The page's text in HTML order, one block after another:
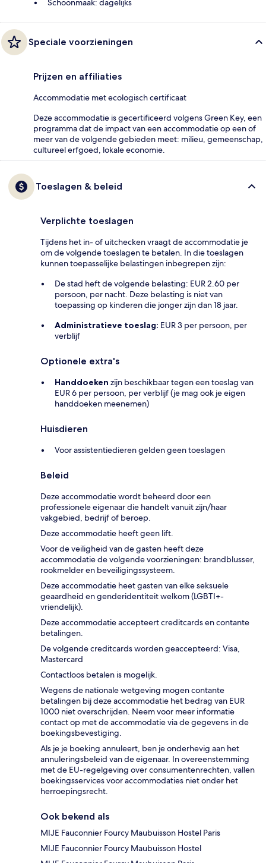
Schoonmaak: dagelijks
Speciale voorzieningen
Prijzen en affiliaties
Accommodatie met ecologisch certificaat
Deze accommodatie is gecertificeerd volgens Green Key, een
programma dat de impact van een accommodatie op een of
meer van de volgende gebieden meet: milieu, gemeenschap,
cultureel erfgoed, lokale economie.
Toeslagen & beleid
Verplichte toeslagen
Tijdens het in- of uitchecken vraagt de accommodatie je
om de volgende toeslagen te betalen. In die toeslagen
kunnen toepasselijke belastingen inbegrepen zijn:
De stad heft de volgende belasting: EUR 2.60 per
persoon, per nacht. Deze belasting is niet van
toepassing op kinderen die jonger zijn dan 18 jaar.
Administratieve toeslag: EUR 3 per persoon, per
verblijf
Optionele extra's
Handdoeken zijn beschikbaar tegen een toeslag van
EUR 6 per persoon, per verblijf (je mag ook je eigen
handdoeken meenemen)
Huisdieren
Voor assistentiedieren gelden geen toeslagen
Beleid
Deze accommodatie wordt beheerd door een
professionele eigenaar die handelt vanuit zijn/haar
vakgebied, bedrijf of beroep.
Deze accommodatie heeft geen lift.
Voor de veiligheid van de gasten heeft deze
accommodatie de volgende voorzieningen: brandblusser,
rookmelder en beveiligingssysteem.
Deze accommodatie heet gasten van elke seksuele
geaardheid en genderidentiteit welkom (LGBTI+-
vriendelijk).
Deze accommodatie accepteert creditcards en contante
betalingen.
De volgende creditcards worden geaccepteerd: Visa,
Mastercard
Contactloos betalen is mogelijk.
Wegens de nationale wetgeving mogen contante
betalingen bij deze accommodatie het bedrag van EUR
1000 niet overschrijden. Neem voor meer informatie
contact op met de accommodatie via de gegevens in de
boekingsbevestiging.
Als je je boeking annuleert, ben je onderhevig aan het
annuleringsbeleid van de eigenaar. In overeenstemming
met de EU-regelgeving over consumentenrechten, vallen
boekingsservices voor accommodaties niet onder het
herroepingsrecht.
Ook bekend als
MIJE Fauconnier Fourcy Maubuisson Hostel Paris
MIJE Fauconnier Fourcy Maubuisson Hostel